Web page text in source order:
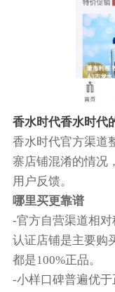
香水时代香水时代
香水时代官方渠道
寨店铺混淆的情况‌
用户反馈。‌‌‌
哪里买更靠谱
-‌官方自营渠道相
认证店铺是主要购
都是100%正品。
‌-小样口碑普遍优